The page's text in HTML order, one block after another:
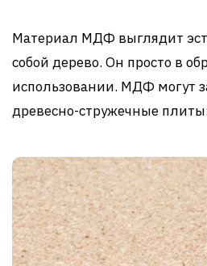
Материал МДФ выглядит
собой дерево. Он просто в
использовании. МДФ могут
древесно-стружечные